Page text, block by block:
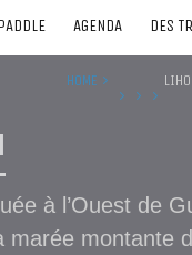
AGENDA DES
HOME
à l’Ouest de
marée montante